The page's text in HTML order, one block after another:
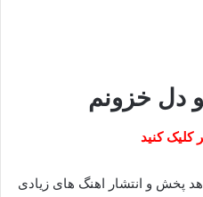
دل خزونم
کلیک کنید
پخش و انتشار اهنگ های زیادی